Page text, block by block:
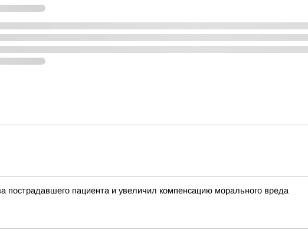
пострадавшего пациента и увеличил компенсацию морального вреда